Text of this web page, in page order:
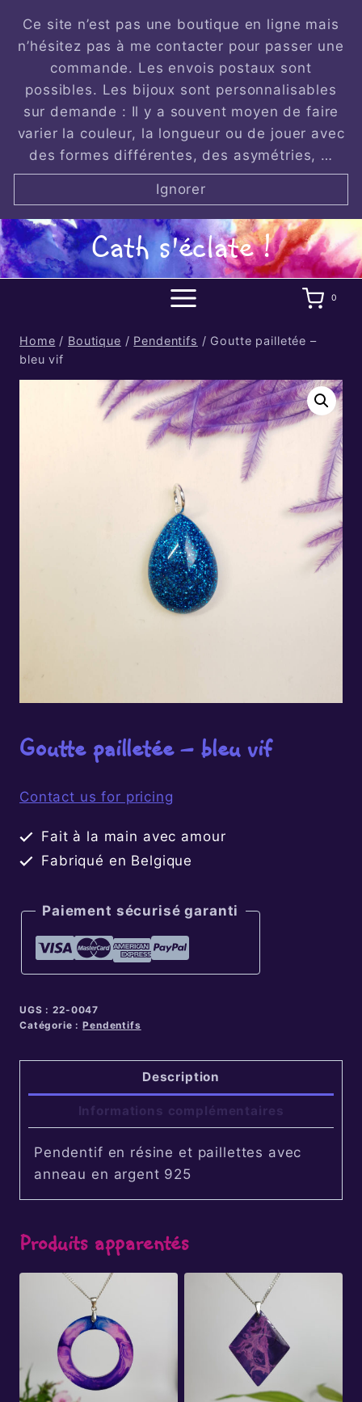
content
Ce site n’est pas une boutique en ligne mais
n’hésitez pas à me contacter pour passer une
commande. Les envois postaux sont
possibles. Les bijoux sont personnalisables
sur demande : Il y a souvent moyen de faire
varier la couleur, la longueur ou de jouer avec
des formes différentes, des asymétries, …
Ignorer
Cath s'éclate !
0
Home / Boutique / Pendentifs / Goutte pailletée –
bleu vif
Goutte pailletée – bleu vif
Contact us for pricing
Fait à la main avec amour
Fabriqué en Belgique
Paiement sécurisé garanti
UGS :22-0047
Catégorie :Pendentifs
Description
Informations complémentaires
Pendentif en résine et paillettes avec
anneau en argent 925
Produits apparentés